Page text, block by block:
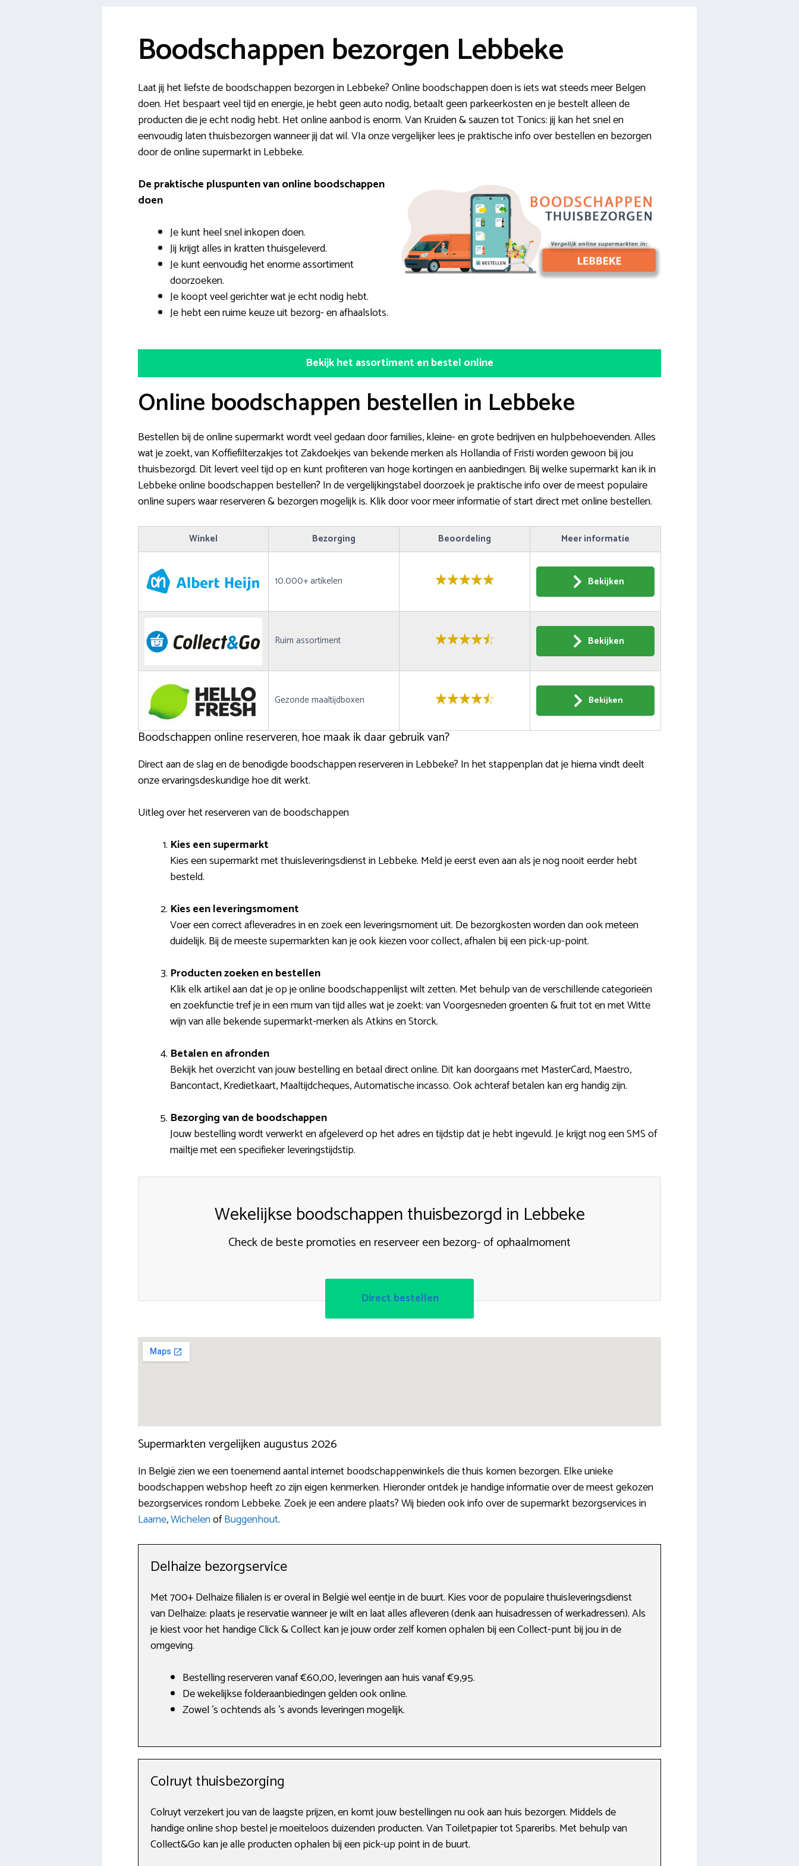
Boodschappen bezorgen Lebbeke
Laat jij het liefste de boodschappen bezorgen in Lebbeke? Online boodschappen doen is iets wat steeds meer Belgen
doen. Het bespaart veel tijd en energie, je hebt geen auto nodig, betaalt geen parkeerkosten en je bestelt alleen de
producten die je echt nodig hebt. Het online aanbod is enorm. Van Kruiden & sauzen tot Tonics: jij kan het snel en
eenvoudig laten thuisbezorgen wanneer jij dat wil. VIa onze vergelijker lees je praktische info over bestellen en bezorgen
door de online supermarkt in Lebbeke.
De praktische pluspunten van online boodschappen
doen
Je kunt heel snel inkopen doen.
Jij krijgt alles in kratten thuisgeleverd.
Je kunt eenvoudig het enorme assortiment
doorzoeken.
Je koopt veel gerichter wat je echt nodig hebt.
Je hebt een ruime keuze uit bezorg- en afhaalslots.
Bekijk het assortiment en bestel online
Online boodschappen bestellen in Lebbeke
Bestellen bij de online supermarkt wordt veel gedaan door families, kleine- en grote bedrijven en hulpbehoevenden. Alles
wat je zoekt, van Koffiefilterzakjes tot Zakdoekjes van bekende merken als Hollandia of Fristi worden gewoon bij jou
thuisbezorgd. Dit levert veel tijd op en kunt profiteren van hoge kortingen en aanbiedingen. Bij welke supermarkt kan ik in
Lebbeke online boodschappen bestellen? In de vergelijkingstabel doorzoek je praktische info over de meest populaire
online supers waar reserveren & bezorgen mogelijk is. Klik door voor meer informatie of start direct met online bestellen.
Winkel Bezorging Beoordeling Meer informatie
10.000+ artikelen Bekijken
Ruim assortiment Bekijken
Gezonde maaltijdboxen Bekijken
Boodschappen online reserveren, hoe maak ik daar gebruik van?
Direct aan de slag en de benodigde boodschappen reserveren in Lebbeke? In het stappenplan dat je hierna vindt deelt
onze ervaringsdeskundige hoe dit werkt.
Uitleg over het reserveren van de boodschappen
Kies een supermarkt
Kies een supermarkt met thuisleveringsdienst in Lebbeke. Meld je eerst even aan als je nog nooit eerder hebt
besteld.
Kies een leveringsmoment
Voer een correct afleveradres in en zoek een leveringsmoment uit. De bezorgkosten worden dan ook meteen
duidelijk. Bij de meeste supermarkten kan je ook kiezen voor collect, afhalen bij een pick-up-point.
Producten zoeken en bestellen
Klik elk artikel aan dat je op je online boodschappenlijst wilt zetten. Met behulp van de verschillende categorieën
en zoekfunctie tref je in een mum van tijd alles wat je zoekt: van Voorgesneden groenten & fruit tot en met Witte
wijn van alle bekende supermarkt-merken als Atkins en Storck.
Betalen en afronden
Bekijk het overzicht van jouw bestelling en betaal direct online. Dit kan doorgaans met MasterCard, Maestro,
Bancontact, Kredietkaart, Maaltijdcheques, Automatische incasso. Ook achteraf betalen kan erg handig zijn.
Bezorging van de boodschappen
Jouw bestelling wordt verwerkt en afgeleverd op het adres en tijdstip dat je hebt ingevuld. Je krijgt nog een SMS of
mailtje met een specifieker leveringstijdstip.
Wekelijkse boodschappen thuisbezorgd in Lebbeke
Check de beste promoties en reserveer een bezorg- of ophaalmoment
Direct bestellen
Supermarkten vergelijken augustus 2026
In België zien we een toenemend aantal internet boodschappenwinkels die thuis komen bezorgen. Elke unieke
boodschappen webshop heeft zo zijn eigen kenmerken. Hieronder ontdek je handige informatie over de meest gekozen
bezorgservices rondom Lebbeke. Zoek je een andere plaats? Wij bieden ook info over de supermarkt bezorgservices in
Laarne,WichelenofBuggenhout.
Delhaize bezorgservice
Met 700+ Delhaize filialen is er overal in België wel eentje in de buurt. Kies voor de populaire thuisleveringsdienst
van Delhaize: plaats je reservatie wanneer je wilt en laat alles afleveren (denk aan huisadressen of werkadressen). Als
je kiest voor het handige Click & Collect kan je jouw order zelf komen ophalen bij een Collect-punt bij jou in de
omgeving.
Bestelling reserveren vanaf €60,00, leveringen aan huis vanaf €9,95.
De wekelijkse folderaanbiedingen gelden ook online.
Zowel ’s ochtends als ’s avonds leveringen mogelijk.
Colruyt thuisbezorging
Colruyt verzekert jou van de laagste prijzen, en komt jouw bestellingen nu ook aan huis bezorgen. Middels de
handige online shop bestel je moeiteloos duizenden producten. Van Toiletpapier tot Spareribs. Met behulp van
Collect&Go kan je alle producten ophalen bij een pick-up point in de buurt.